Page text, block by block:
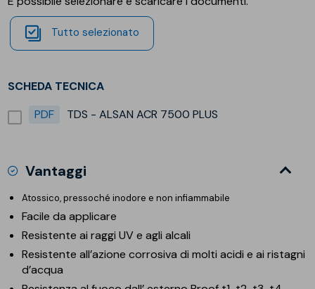
Tutto selezionato
SCHEDA TECNICA
PDF
TDS - ALSAN ACR 7500 PLUS
Vantaggi
Atossico, pressoché inodore e non infiammabile
Facile da applicare
Resistente ai raggi UV e agli alcali
Resistente all’azione corrosiva di molti acidi e ai ristagni
d’acqua